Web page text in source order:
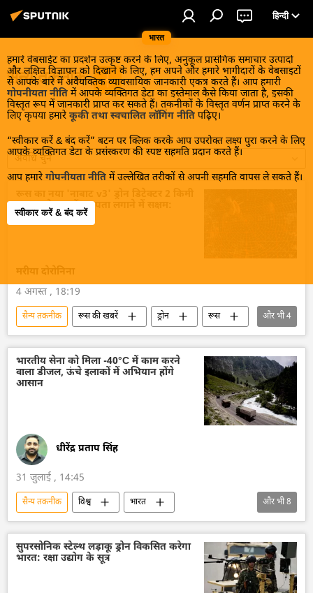
भारत
हिन्दी
हमारे वेबसाईट का प्रदर्शन उत्कृष्ट करने के लिए, अनुकूल प्रासंगिक समाचार उत्पादों
और लक्षित विज्ञापन को दिखाने के लिए, हम अपने और हमारे भागीदारों के वेबसाइटों
से आपके बारे में अवैयक्तिक व्यावसायिक जानकारी एकत्र करते हैं। आप हमारी
गोपनीयता नीति में आपके व्यक्तिगत डेटा का इस्तेमाल कैसे किया जाता है, इसकी
विस्तृत रूप में जानकारी प्राप्त कर सकते हैं। तकनीकों के विस्तृत वर्णन प्राप्त करने के
लिए कृपया हमारे कूकी तथा स्वचालित लॉगिंग नीति पढ़िए।
“स्वीकार करें & बंद करें” बटन पर क्लिक करके आप उपरोक्त लक्ष्य पुरा करने के लिए
आपके व्यक्तिगत डेटा के प्रसंस्करण की स्पष्ट सहमति प्रदान करते हैं।
आप हमारे गोपनीयता नीति में उल्लेखित तरीकों से अपनी सहमति वापस ले सकते हैं।
स्वीकार करें & बंद करें
सैन्य तकनीक
अवधि चुनें
दूर तक के लक्ष्यों का पता लगाने में सक्षम:
डेवलपर
मरीया दोरोनिना
4 अगस्त , 18:19
सैन्य तकनीक रूस की खबरें ड्रोन
रूस
रूस का विकास
तकनीकी विकास
रूसी सैन्य तकनीक
विज्ञान एवं प्रौद्योगिकी
और भी4
भारतीय सेना को मिला -40°C में काम करने
वाला डीजल, ऊंचे इलाकों में अभियान होंगे
आसान
धीरेंद्र प्रताप सिंह
31 जुलाई , 14:45
सैन्य तकनीक विश्व
भारत
आत्मनिर्भर भारत
भारत का विकास
भारत सरकार
दिल्ली
तकनीकी विकास
सैन्य तकनीकी सहयोग
और भी8
सुपरसोनिक स्टेल्थ लड़ाकू ड्रोन विकसित करेगा
भारत: रक्षा उद्योग के सूत्र